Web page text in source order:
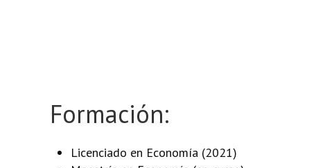
Formación:
Licenciado en Economía (2021)